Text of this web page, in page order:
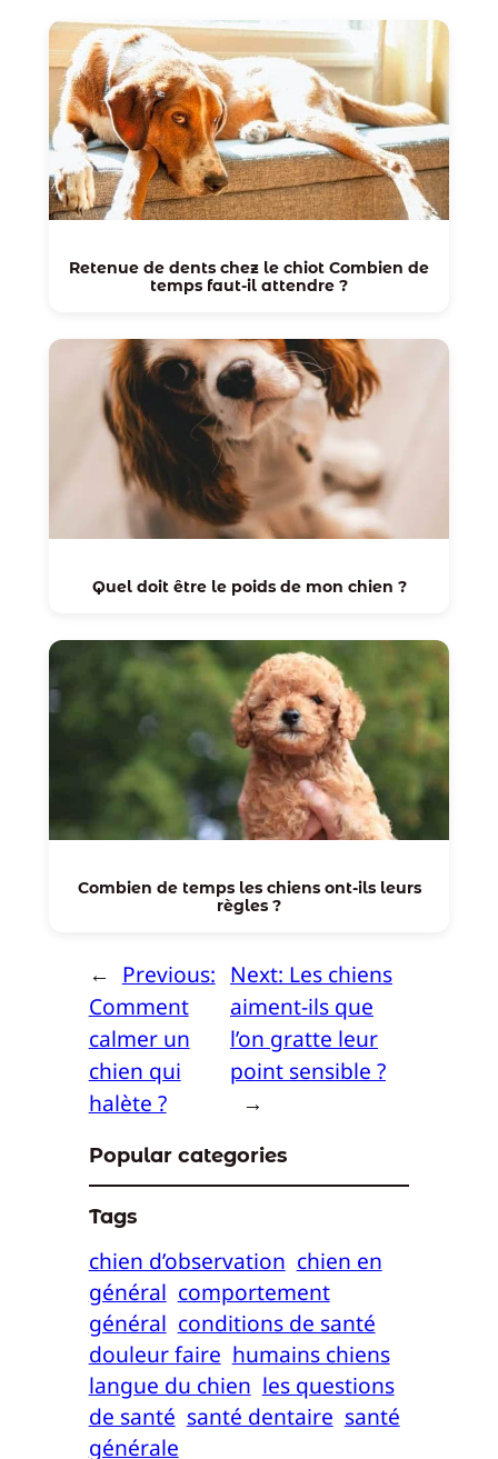
Retenue de dents chez le chiot Combien de
temps faut-il attendre ?
Quel doit être le poids de mon chien ?
Combien de temps les chiens ont-ils leurs
règles ?
← Previous:
Comment
calmer un
chien qui
halète ?
Next: Les chiens
aiment-ils que
l’on gratte leur
point sensible ?
→
Popular categories
Tags
chien d’observation chien en
général comportement
général conditions de santé
douleur faire humains chiens
langue du chien les questions
de santé santé dentaire santé
générale